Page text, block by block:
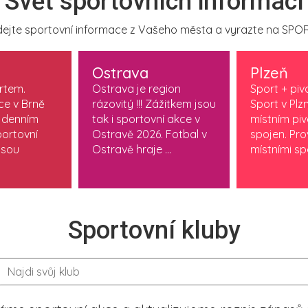
sportovní informace z Vašeho města a vyrazte na
v Brně
Ostrava
Ostrava je region
rázovitý !!! Zážitkem jsou
tak i sportovní akce v
Ostravě 2026. Fotbal v
Ostravě hraje ...
Plzeň
Sport +
Sport v
místním
spojen.
místními
Sportovní kluby